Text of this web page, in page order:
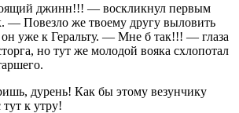
джинн!!! — воскликнул первым
— Повезло же твоему другу выловить
уже к Геральту. — Мне б так!!! — глаза
но тут же молодой вояка схлопотал
дурень! Как бы этому везунчику
к утру!